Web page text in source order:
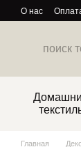
Перейти к
О нас
Главная